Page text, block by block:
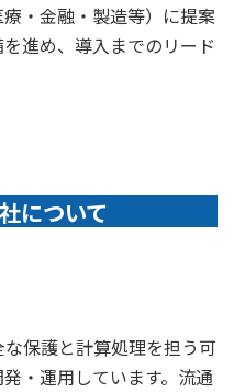
・金融・製造等）に提案
進め、導入までのリード
について
保護と計算処理を担う可
・運用しています。流通